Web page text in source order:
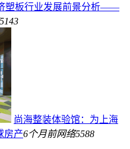
塑板行业发展前景分析——
5143
尚海整装体验馆：为上海
房产6个月前网络5588